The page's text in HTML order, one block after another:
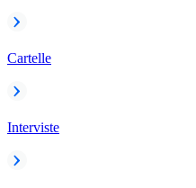
Cartelle
Interviste